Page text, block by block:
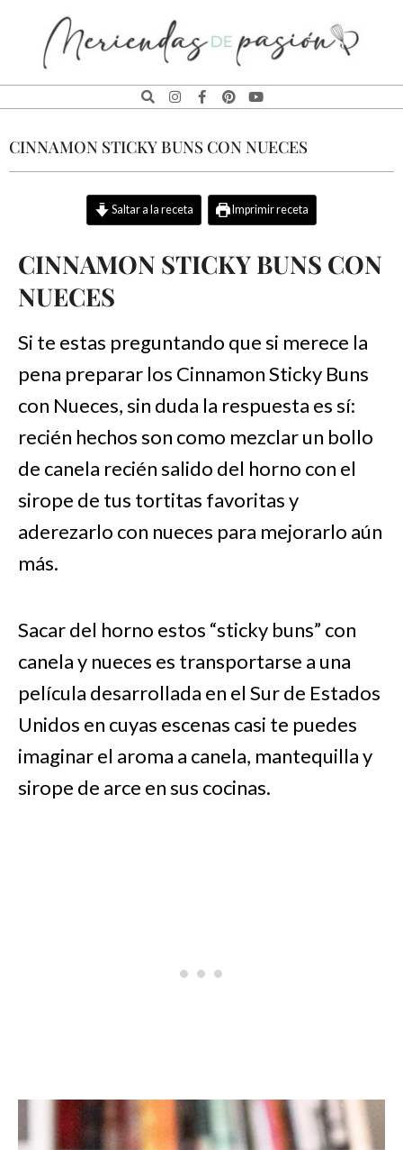
MERIENDAS
DE
PASIÓN
CINNAMON STICKY BUNS CON NUECES
Saltar a la receta Imprimir receta
CINNAMON STICKY BUNS CON
NUECES
Si te estas preguntando que si merece la
pena preparar los Cinnamon Sticky Buns
con Nueces, sin duda la respuesta es sí:
recién hechos son como mezclar un bollo
de canela recién salido del horno con el
sirope de tus tortitas favoritas y
aderezarlo con nueces para mejorarlo aún
más.
Sacar del horno estos “sticky buns” con
canela y nueces es transportarse a una
película desarrollada en el Sur de Estados
Unidos en cuyas escenas casi te puedes
imaginar el aroma a canela, mantequilla y
sirope de arce en sus cocinas.